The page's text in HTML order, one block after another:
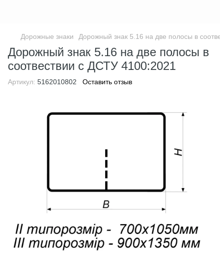
Дорожные знаки Дорожный знак 5.16 на две полосы в
Дорожный знак 5.16 на две полосы в
соотвествии с ДСТУ 4100:2021
Артикул: 5162010802 Оставить отзыв